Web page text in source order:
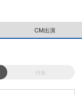
CM出演
特集